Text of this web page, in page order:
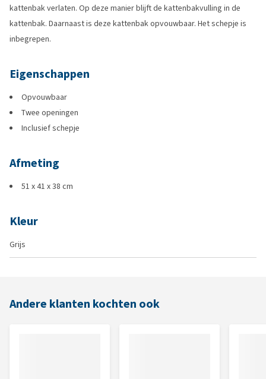
kattenbak verlaten. Op deze manier blijft de kattenbakvulling in de
kattenbak. Daarnaast is deze kattenbak opvouwbaar. Het schepje is
inbegrepen.
Eigenschappen
Opvouwbaar
Twee openingen
Inclusief schepje
Afmeting
51 x 41 x 38 cm
Kleur
Grijs
Andere klanten kochten ook